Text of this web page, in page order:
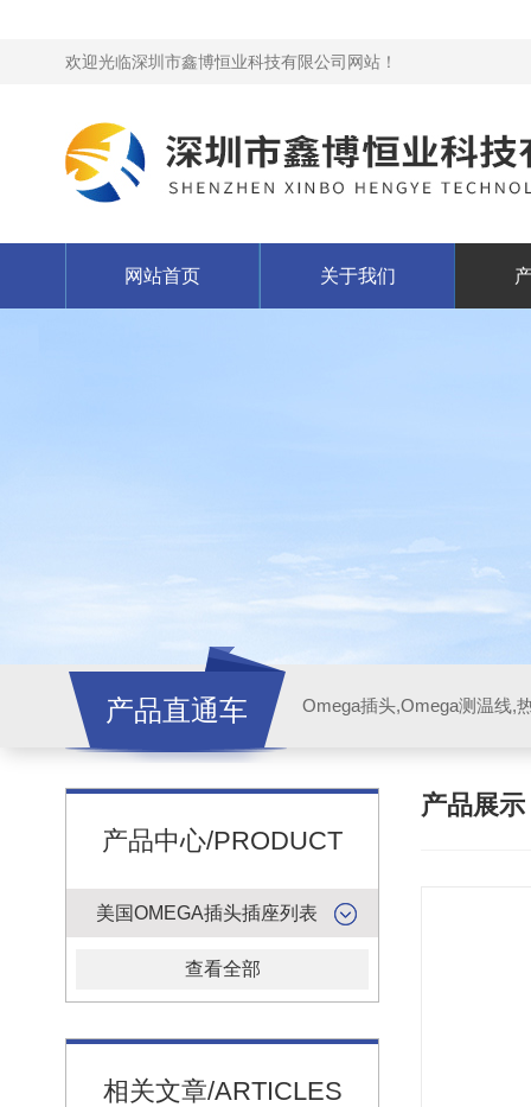
欢迎光临深圳市鑫博恒业科技有限公司网站！
网站首页 关于我们
产品直通车
产品中心/PRODUCT
美国OMEGA插头插座列表
查看全部
相关文章/ARTICLES
产品展示